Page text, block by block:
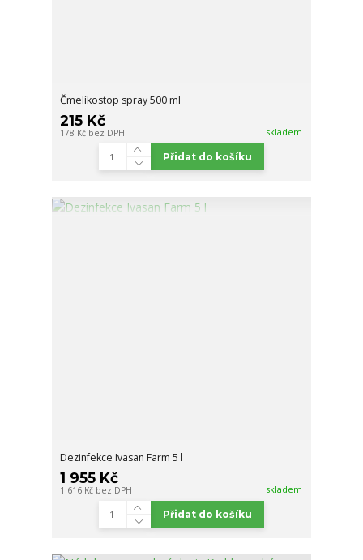
Čmelíkostop spray 500 ml
215 Kč
178 Kč bez DPH skladem
Přidat do košíku
Dezinfekce Ivasan Farm 5 l
1 955 Kč
1 616 Kč bez DPH skladem
Přidat do košíku